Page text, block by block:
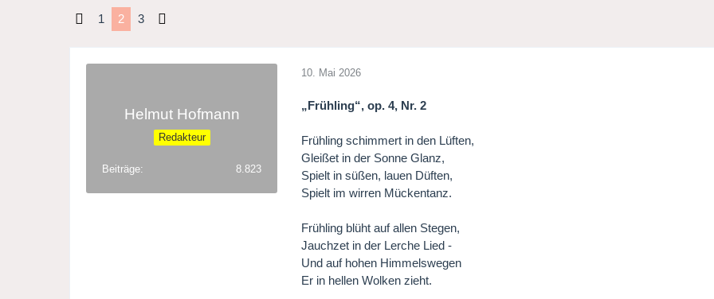
1 2 3
Helmut Hofmann
Redakteur
Beiträge 8.823
10. Mai 2026
„Frühling“, op. 4, Nr. 2
Frühling schimmert in den Lüften,
Gleißet in der Sonne Glanz,
Spielt in süßen, lauen Düften,
Spielt im wirren Mückentanz.
Frühling blüht auf allen Stegen,
Jauchzet in der Lerche Lied -
Und auf hohen Himmelswegen
Er in hellen Wolken zieht.